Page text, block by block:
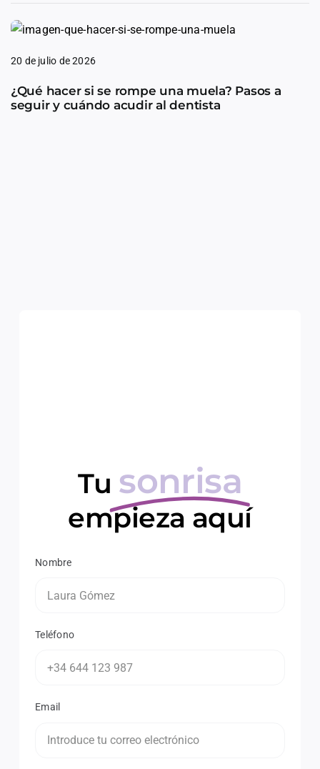
20 de julio de 2026
¿Qué hacer si se rompe una muela? Pasos a
seguir y cuándo acudir al dentista
Tu sonrisa
empieza aquí
Nombre
Teléfono
Email